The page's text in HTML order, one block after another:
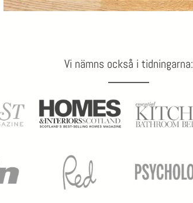
Vi nämns också i tidningarna: